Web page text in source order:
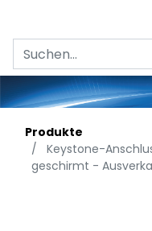
Produkte
Keystone-
geschirmt -